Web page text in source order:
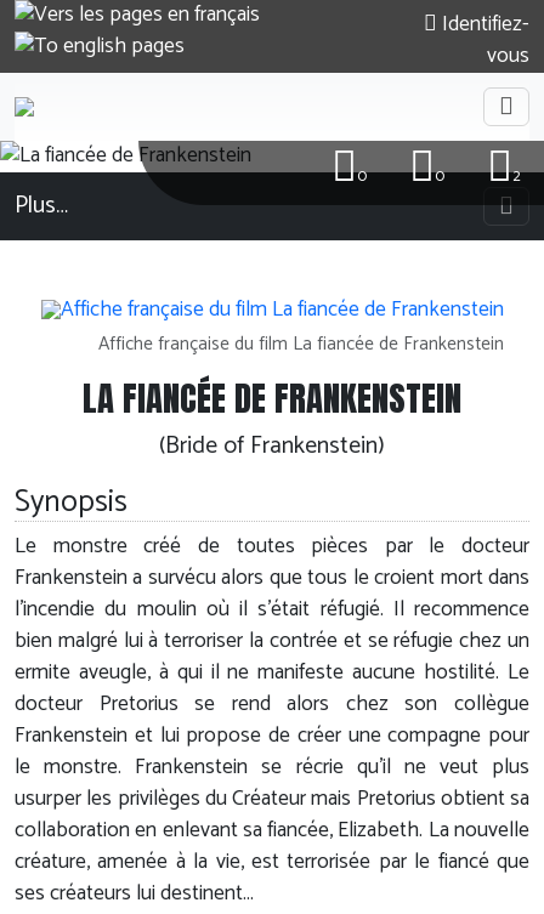
Identifiez-
vous
2
0
0
Plus…
Affiche française du film La fiancée de Frankenstein
LA FIANCÉE DE FRANKENSTEIN
(Bride of Frankenstein)
Synopsis
Le monstre créé de toutes pièces par le docteur
Frankenstein a survécu alors que tous le croient mort dans
l'incendie du moulin où il s'était réfugié. Il recommence
bien malgré lui à terroriser la contrée et se réfugie chez un
ermite aveugle, à qui il ne manifeste aucune hostilité. Le
docteur Pretorius se rend alors chez son collègue
Frankenstein et lui propose de créer une compagne pour
le monstre. Frankenstein se récrie qu'il ne veut plus
usurper les privilèges du Créateur mais Pretorius obtient sa
collaboration en enlevant sa fiancée, Elizabeth. La nouvelle
créature, amenée à la vie, est terrorisée par le fiancé que
ses créateurs lui destinent...